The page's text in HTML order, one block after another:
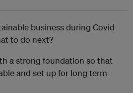
business during Covid
to do next?
a strong foundation so that
and set up for long term